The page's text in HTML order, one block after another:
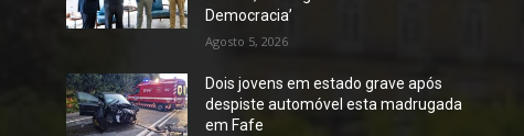
Democracia’
Agosto 5, 2026
Dois jovens em estado grave após
despiste automóvel esta madrugada
em Fafe